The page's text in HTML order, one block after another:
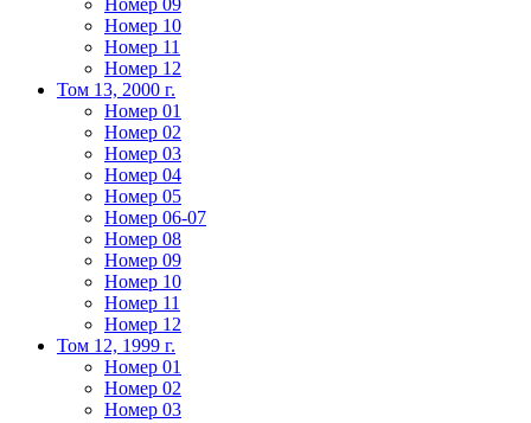
Номер 09
Номер 10
Номер 11
Номер 12
Том 13, 2000 г.
Номер 01
Номер 02
Номер 03
Номер 04
Номер 05
Номер 06-07
Номер 08
Номер 09
Номер 10
Номер 11
Номер 12
Том 12, 1999 г.
Номер 01
Номер 02
Номер 03